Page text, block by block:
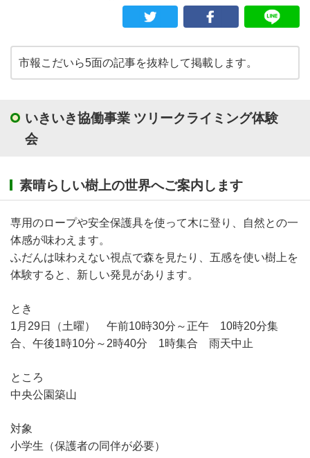
市報こだいら5面の記事を抜粋して掲載します。
いきいき協働事業 ツリークライミング体験
会
素晴らしい樹上の世界へご案内します
専用のロープや安全保護具を使って木に登り、自然との一
体感が味わえます。
ふだんは味わえない視点で森を見たり、五感を使い樹上を
体験すると、新しい発見があります。
とき
1月29日（土曜） 午前10時30分～正午 10時20分集
合、午後1時10分～2時40分 1時集合 雨天中止
ところ
中央公園築山
対象
小学生（保護者の同伴が必要）